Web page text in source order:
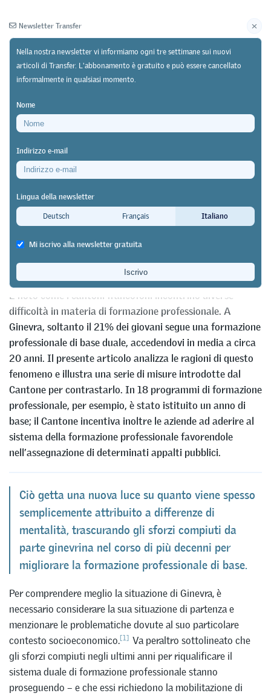
Newsletter Archivio
11/05/23
Formazione professionale a Ginevra
Ginevra si impegna nel
miglioramento della formazione
professionale
È noto come i cantoni francofoni incontrino diverse
difficoltà in materia di formazione professionale. A
Ginevra, soltanto il 21% dei giovani segue una formazione
professionale di base duale, accedendovi in media a circa
20 anni. Il presente articolo analizza le ragioni di questo
fenomeno e illustra una serie di misure introdotte dal
Cantone per contrastarlo. In 18 programmi di formazione
professionale, per esempio, è stato istituito un anno di
base; il Cantone incentiva inoltre le aziende ad aderire al
sistema della formazione professionale favorendole
nell’assegnazione di determinati appalti pubblici.
Ciò getta una nuova luce su quanto viene spesso
semplicemente attribuito a differenze di
mentalità, trascurando gli sforzi compiuti da
parte ginevrina nel corso di più decenni per
migliorare la formazione professionale di base.
Per comprendere meglio la situazione di Ginevra, è
necessario considerare la sua situazione di partenza e
menzionare le problematiche dovute al suo particolare
contesto socioeconomico.[1] Va peraltro sottolineato che
gli sforzi compiuti negli ultimi anni per riqualificare il
sistema duale di formazione professionale stanno
proseguendo – e che essi richiedono la mobilitazione di
Newsletter Transfer
Nella nostra newsletter vi informiamo ogni tre settimane sui nuovi
articoli di Transfer. L'abbonamento è gratuito e può essere cancellato
informalmente in qualsiasi momento.
Nome
Indirizzo e-mail
Lingua della newsletter
Deutsch
Français Italiano
Mi iscrivo alla newsletter gratuita